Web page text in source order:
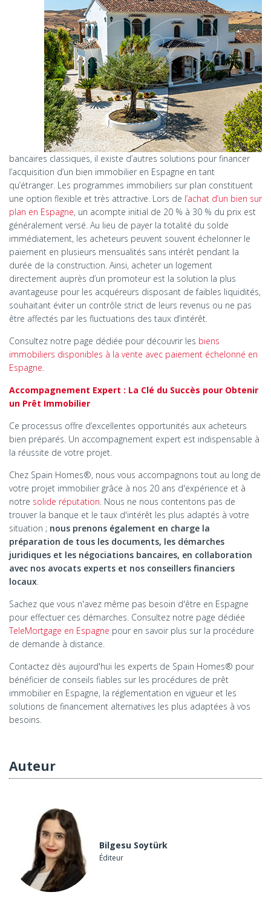
bancaires classiques, il existe d’autres solutions pour financer
l’acquisition d’un bien immobilier en Espagne en tant
qu’étranger. Les programmes immobiliers sur plan constituent
une option flexible et très attractive. Lors de l’achat d’un bien sur
plan en Espagne, un acompte initial de 20 % à 30 % du prix est
généralement versé. Au lieu de payer la totalité du solde
immédiatement, les acheteurs peuvent souvent échelonner le
paiement en plusieurs mensualités sans intérêt pendant la
durée de la construction. Ainsi, acheter un logement
directement auprès d’un promoteur est la solution la plus
avantageuse pour les acquéreurs disposant de faibles liquidités,
souhaitant éviter un contrôle strict de leurs revenus ou ne pas
être affectés par les fluctuations des taux d’intérêt.
Consultez notre page dédiée pour découvrir les biens
immobiliers disponibles à la vente avec paiement échelonné en
Espagne.
Accompagnement Expert : La Clé du Succès pour Obtenir
un Prêt Immobilier
Ce processus offre d’excellentes opportunités aux acheteurs
bien préparés. Un accompagnement expert est indispensable à
la réussite de votre projet.
Chez Spain Homes®, nous vous accompagnons tout au long de
votre projet immobilier grâce à nos 20 ans d'expérience et à
notre solide réputation. Nous ne nous contentons pas de
trouver la banque et le taux d'intérêt les plus adaptés à votre
situation ; nous prenons également en charge la
préparation de tous les documents, les démarches
juridiques et les négociations bancaires, en collaboration
avec nos avocats experts et nos conseillers financiers
locaux.
Sachez que vous n'avez même pas besoin d'être en Espagne
pour effectuer ces démarches. Consultez notre page dédiée
TeleMortgage en Espagne pour en savoir plus sur la procédure
de demande à distance.
Contactez dès aujourd'hui les experts de Spain Homes® pour
bénéficier de conseils fiables sur les procédures de prêt
immobilier en Espagne, la réglementation en vigueur et les
solutions de financement alternatives les plus adaptées à vos
besoins.
Auteur
Bilgesu Soytürk
Éditeur